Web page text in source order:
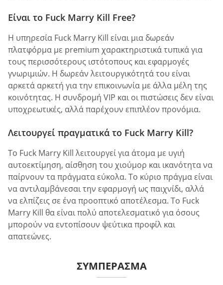
Είναι το Fuck Marry Kill Free?
Η υπηρεσία Fuck Marry Kill είναι μια δωρεάν
πλατφόρμα με premium χαρακτηριστικά τυπικά για
τους περισσότερους ιστότοπους και εφαρμογές
γνωριμιών. Η δωρεάν λειτουργικότητά του είναι
αρκετά αρκετή για την επικοινωνία με άλλα μέλη της
κοινότητας. Η συνδρομή VIP και οι πιστώσεις δεν είναι
υποχρεωτικές, αλλά παρέχουν επιπλέον προνόμια.
Λειτουργεί πραγματικά το Fuck Marry Kill?
Το Fuck Marry Kill λειτουργεί για άτομα με υγιή
αυτοεκτίμηση, αίσθηση του χιούμορ και ικανότητα να
παίρνουν τα πράγματα εύκολα. Το κύριο πράγμα είναι
να αντιλαμβάνεσαι την εφαρμογή ως παιχνίδι, αλλά
να ελπίζεις σε ένα προοπτικό αποτέλεσμα. Το Fuck
Marry Kill θα είναι πολύ αποτελεσματικό για όσους
μπορούν να εντοπίσουν ψεύτικα προφίλ και
απατεώνες.
ΣΥΜΠΈΡΑΣΜΑ